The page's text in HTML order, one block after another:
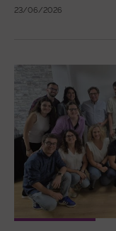
23/06/2026